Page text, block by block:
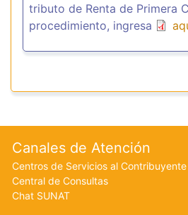
tributo de Renta de Primera
procedimiento, ingresa
Footer menu
Canales de Atención
Centros de Servicios al Contribuyente
Central de Consultas
Chat SUNAT